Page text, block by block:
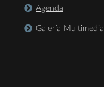
Agenda
Galería Multimedia